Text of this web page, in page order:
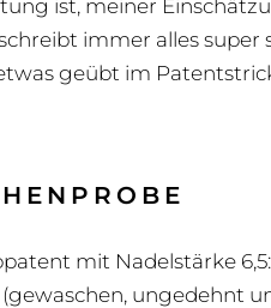
ist, meiner
immer alles super
geübt im
mit Nadelstärke 6,5:
(gewaschen, ungedehnt